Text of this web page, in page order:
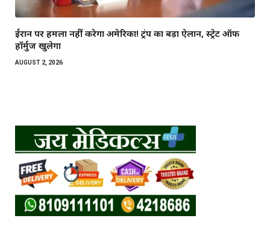
ईरान पर हमला नहीं करेगा अमेरिका! ट्रंप का बड़ा ऐलान, स्ट्रेट ऑफ
हॉर्मुज खुलेगा
AUGUST 2, 2026